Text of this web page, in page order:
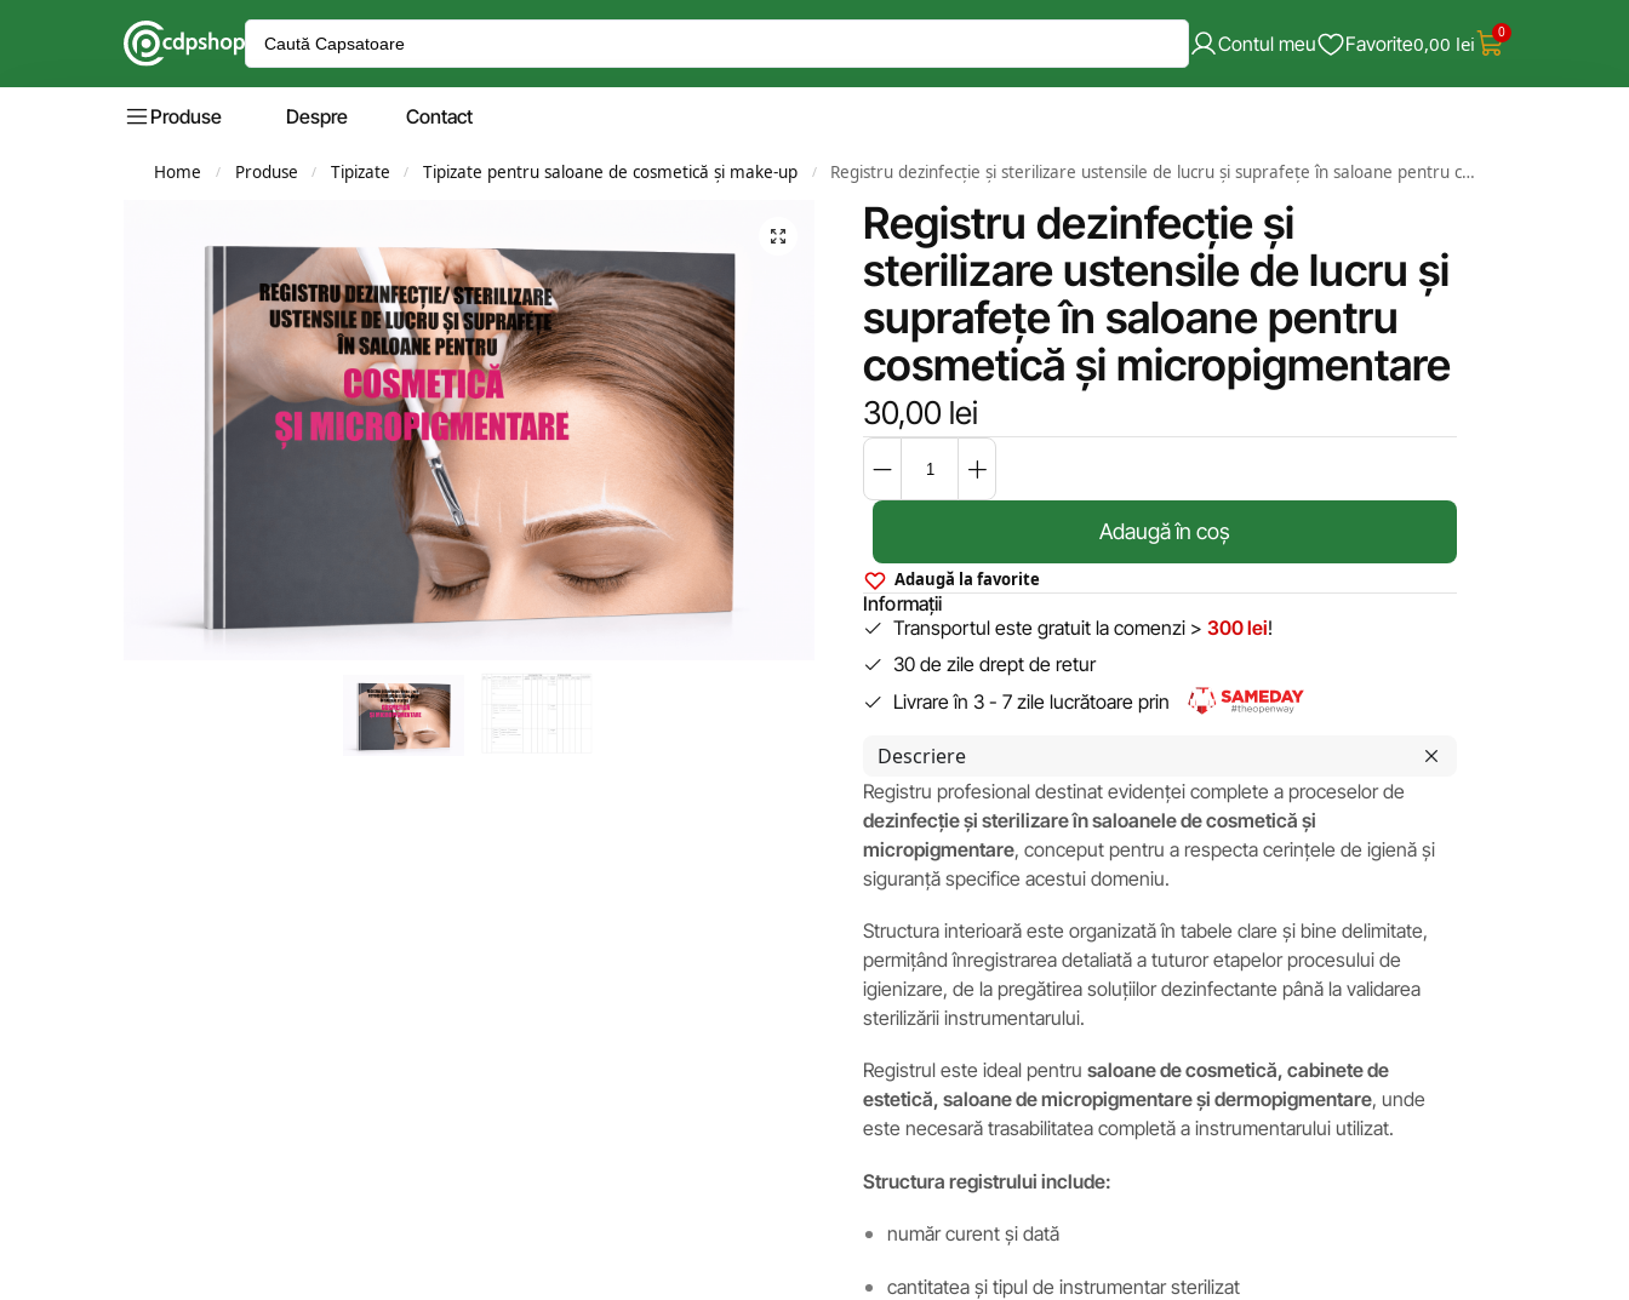
Contul meu Favorite0,00 lei 0
Produse Despre Contact
Home / Produse / Tipizate / Tipizate pentru saloane de cosmetică și make-up / Registru dezinfecție și sterilizare ustensile de lucru și suprafețe în saloane pentru cosmetică și micropigmentare
Registru dezinfecție și
sterilizare ustensile de lucru și
suprafețe în saloane pentru
cosmetică și micropigmentare
30,00 lei
Adaugă în coș
Adaugă la favorite
Informații
Transportul este gratuit la comenzi > 300 lei!
30 de zile drept de retur
Livrare în 3 - 7 zile lucrătoare prin
Descriere
Registru profesional destinat evidenței complete a proceselor de
dezinfecție și sterilizare în saloanele de cosmetică și
micropigmentare, conceput pentru a respecta cerințele de igienă și
siguranță specifice acestui domeniu.
Structura interioară este organizată în tabele clare și bine delimitate,
permițând înregistrarea detaliată a tuturor etapelor procesului de
igienizare, de la pregătirea soluțiilor dezinfectante până la validarea
sterilizării instrumentarului.
Registrul este ideal pentru saloane de cosmetică, cabinete de
estetică, saloane de micropigmentare și dermopigmentare, unde
este necesară trasabilitatea completă a instrumentarului utilizat.
Structura registrului include:
număr curent și dată
cantitatea și tipul de instrumentar sterilizat